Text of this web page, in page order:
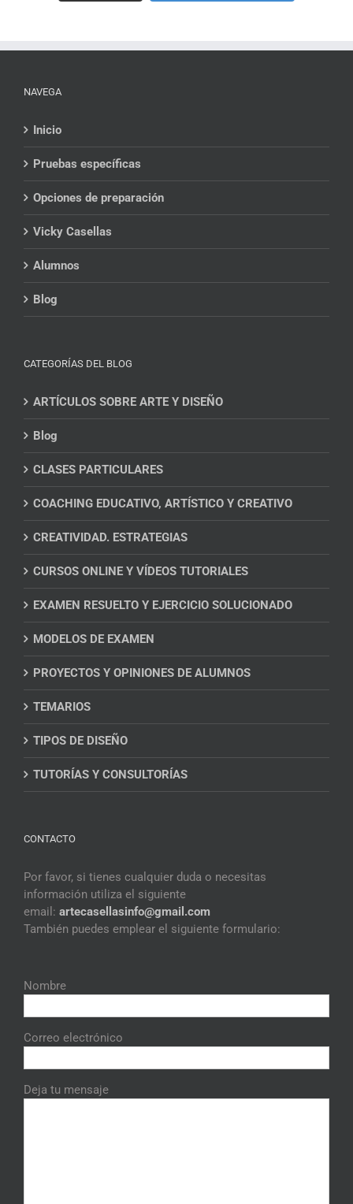
NAVEGA
Inicio
Pruebas específicas
Opciones de preparación
Vicky Casellas
Alumnos
Blog
CATEGORÍAS DEL BLOG
ARTÍCULOS SOBRE ARTE Y DISEÑO
Blog
CLASES PARTICULARES
COACHING EDUCATIVO, ARTÍSTICO Y CREATIVO
CREATIVIDAD. ESTRATEGIAS
CURSOS ONLINE Y VÍDEOS TUTORIALES
EXAMEN RESUELTO Y EJERCICIO SOLUCIONADO
MODELOS DE EXAMEN
PROYECTOS Y OPINIONES DE ALUMNOS
TEMARIOS
TIPOS DE DISEÑO
TUTORÍAS Y CONSULTORÍAS
CONTACTO
Por favor, si tienes cualquier duda o necesitas
información utiliza el siguiente
email: artecasellasinfo@gmail.com
También puedes emplear el siguiente formulario:
Nombre
Correo electrónico
Deja tu mensaje